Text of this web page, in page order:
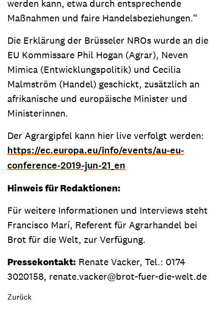
werden kann, etwa durch entsprechende
Maßnahmen und faire Handelsbeziehungen.“
Die Erklärung der Brüsseler NROs wurde an die
EU Kommissare Phil Hogan (Agrar), Neven
Mimica (Entwicklungspolitik) und Cecilia
Malmström (Handel) geschickt, zusätzlich an
afrikanische und europäische Minister und
Ministerinnen.
Der Agrargipfel kann hier live verfolgt werden:
https://ec.europa.eu/info/events/au-eu-
conference-2019-jun-21_en
Hinweis für Redaktionen:
Für weitere Informationen und Interviews steht
Francisco Marí, Referent für Agrarhandel bei
Brot für die Welt, zur Verfügung.
Pressekontakt: Renate Vacker, Tel.: 0174
3020158, renate.vacker@brot-fuer-die-welt.de
Zurück